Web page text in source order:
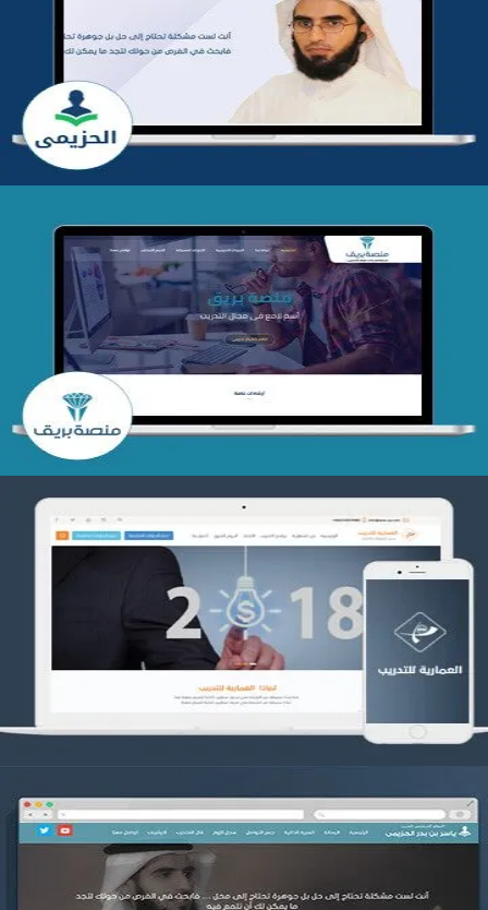
تطوير موقع المدرب ياسر الحزيمي
التفاصيل
تصميم منصة بريق
التفاصيل
تصميم العمارية للتدريب
التفاصيل
موقع ياسر بن بدر الحزيمي